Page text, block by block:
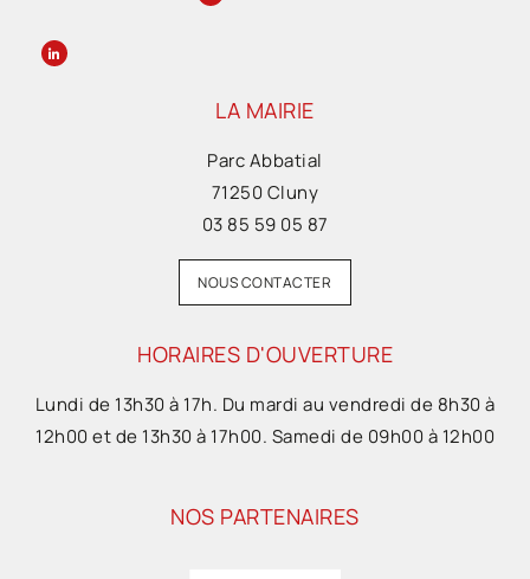
LA MAIRIE
Parc Abbatial
71250 Cluny
03 85 59 05 87
NOUS CONTACTER
HORAIRES D'OUVERTURE
Lundi de 13h30 à 17h. Du mardi au vendredi de 8h30 à
12h00 et de 13h30 à 17h00. Samedi de 09h00 à 12h00
NOS PARTENAIRES